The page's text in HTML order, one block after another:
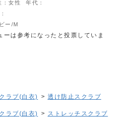
：女性
年代：
ー/M
は参考になったと投票していま
ラブ(白衣) > 透け防止スクラブ
ラブ(白衣) > ストレッチスクラブ